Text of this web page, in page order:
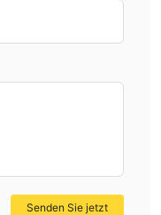
Senden Sie jetzt